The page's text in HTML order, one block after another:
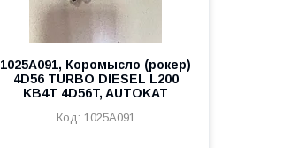
1025A091, Коромысло (рокер)
4D56 TURBO DIESEL L200
KB4T 4D56T, AUTOKAT
1025A091